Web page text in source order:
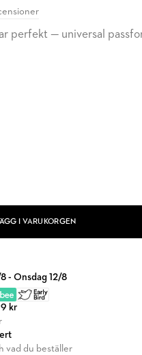
perfekt — universal
I VARUKORGEN
- Onsdag 12/8
kr
vad du beställer